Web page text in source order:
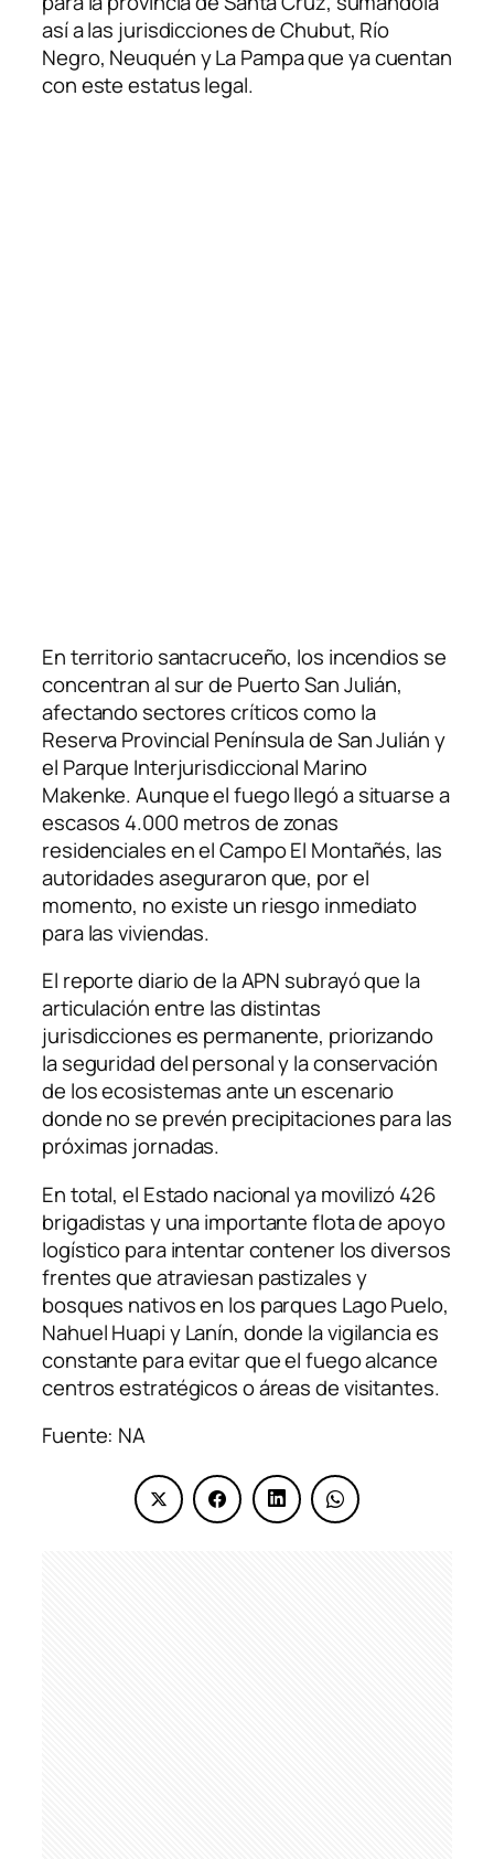
así a las jurisdicciones de Chubut, Río
Negro, Neuquén y La Pampa que ya cuentan
con este estatus legal.
En territorio santacruceño, los incendios se
concentran al sur de Puerto San Julián,
afectando sectores críticos como la
Reserva Provincial Península de San Julián y
el Parque Interjurisdiccional Marino
Makenke. Aunque el fuego llegó a situarse a
escasos 4.000 metros de zonas
residenciales en el Campo El Montañés, las
autoridades aseguraron que, por el
momento, no existe un riesgo inmediato
para las viviendas.
El reporte diario de la APN subrayó que la
articulación entre las distintas
jurisdicciones es permanente, priorizando
la seguridad del personal y la conservación
de los ecosistemas ante un escenario
donde no se prevén precipitaciones para las
próximas jornadas.
En total, el Estado nacional ya movilizó 426
brigadistas y una importante flota de apoyo
logístico para intentar contener los diversos
frentes que atraviesan pastizales y
bosques nativos en los parques Lago Puelo,
Nahuel Huapi y Lanín, donde la vigilancia es
constante para evitar que el fuego alcance
centros estratégicos o áreas de visitantes.
Fuente: NA